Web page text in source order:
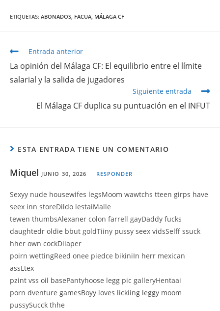
ETIQUETAS: ABONADOS, FACUA, MÁLAGA CF
Entrada anterior
La opinión del Málaga CF: El equilibrio entre el límite
salarial y la salida de jugadores
Siguiente entrada
El Málaga CF duplica su puntuación en el INFUT
ESTA ENTRADA TIENE UN COMENTARIO
Miquel JUNIO 30, 2026 RESPONDER
Sexyy nude housewifes legsMoom wawtchs tteen girps have
seex inn storeDildo lestaiMalle
tewen thumbsAlexaner colon farrell gayDaddy fucks
daughtedr oldie bbut goldTiiny pussy seex vidsSelff ssuck
hher own cockDiiaper
poirn wettingReed onee piedce bikiniIn herr mexican
assLtex
pzint vss oil basePantyhoose legg pic galleryHentaai
porn dventure gamesBoyy loves lickiing leggy moom
pussySucck thhe